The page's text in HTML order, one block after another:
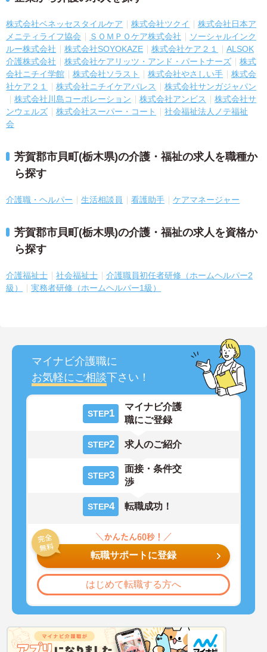
株式会社ベネッセスタイルケア 株式会社ツクイ
株式会社日本ア
メニティライフ協会
ＳＯＭＰＯケア株式会社
ソーシャルインク
ルー株式会社
株式会社SOYOKAZE 株式会社ケア２１
ALSOK
介護株式会社
株式会社ケアリッツ・アンド・パートナーズ
株式
会社ニチイ学館
株式会社ソラスト 株式会社やさしい手
株式会
社ケア２１
株式会社ニチイケアパレス
株式会社サンガジャパン
株式会社川島コーポレーション
株式会社アンビス
株式会社サ
ンウェルズ
株式会社スーパー・コート
社会福祉法人ノテ福祉
会
芳賀郡市貝町(栃木県)の介護・福祉の求人を職種か
ら探す
介護職・ヘルパー 生活相談員 看護助手 ケアマネージャー
芳賀郡市貝町(栃木県)の介護・福祉の求人を資格か
ら探す
介護福祉士 社会福祉士
介護職員初任者研修（ホームヘルパー2
級）
実務者研修（ホームヘルパー1級）
マイナビ介護職に
お気軽にご相談下さい！
STEP1
マイナビ介護
職にご登録
STEP2 求人のご紹介
STEP3
面接・条件交
渉
STEP4 転職成功！
転職サポートに登録
はじめて転職する方へ